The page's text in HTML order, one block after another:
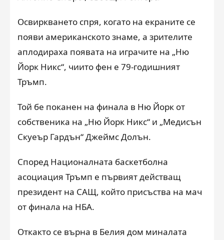
Освиркването спря, когато на екраните се
появи американското знаме, а зрителите
аплодираха появата на играчите на „Ню
Йорк Никс“, чиито фен е 79-годишният
Тръмп.
Той бе поканен на финала в Ню Йорк от
собственика на „Ню Йорк Никс“ и „Медисън
Скуеър Гардън“ Джеймс Долън.
Според Националната баскетболна
асоциация Тръмп е първият действащ
президент на САЩ, който присъства на мач
от финала на НБА.
Откакто се върна в Белия дом миналата